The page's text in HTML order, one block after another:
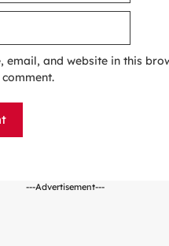
email, and website in this
---Advertisement---